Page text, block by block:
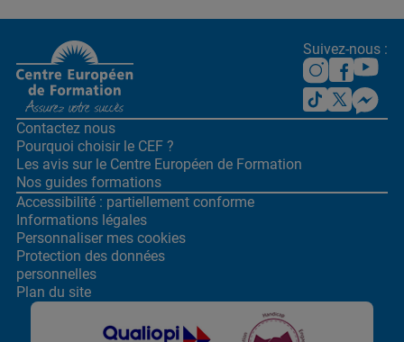
Suivez-nous :
Contactez nous
Pourquoi choisir le CEF ?
Les avis sur le Centre Européen de Formation
Nos guides formations
Accessibilité : partiellement conforme
Informations légales
Personnaliser mes cookies
Protection des données
personnelles
Plan du site